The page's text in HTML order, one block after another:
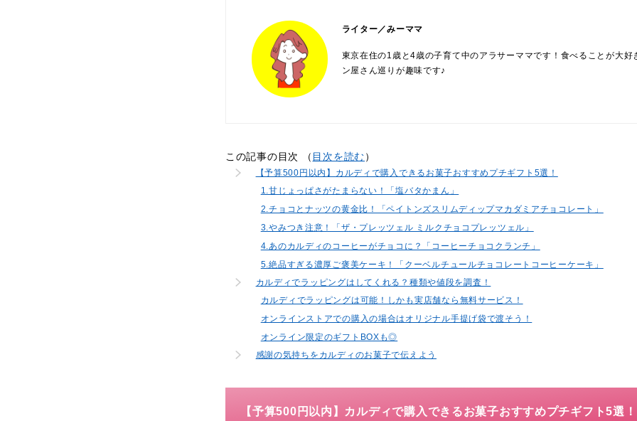
ライター／みーママ
東京在住の1歳と4歳の子育て中のアラサーママです！食べることが大好
ン屋さん巡りが趣味です♪
この記事の目次 （ 目次を読む ）
【予算500円以内】カルディで購入できるお菓子おすすめプチギフト5選！
1.甘じょっぱさがたまらない！「塩バタかまん」
2.チョコとナッツの黄金比！「ペイトンズスリムディップマカダミアチョコレート」
3.やみつき注意！「ザ・プレッツェル ミルクチョコプレッツェル」
4.あのカルディのコーヒーがチョコに？「コーヒーチョコクランチ」
5.絶品すぎる濃厚ご褒美ケーキ！「クーベルチュールチョコレートコーヒーケーキ」
カルディでラッピングはしてくれる？種類や値段を調査！
カルディでラッピングは可能！しかも実店舗なら無料サービス！
オンラインストアでの購入の場合はオリジナル手提げ袋で渡そう！
オンライン限定のギフトBOXも◎
感謝の気持ちをカルディのお菓子で伝えよう
【予算500円以内】カルディで購入できるお菓子おすすめプチギフト5選！